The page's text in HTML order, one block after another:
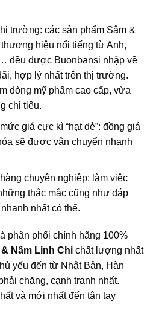
trường: các sản phẩm Sâm &
hiệu nổi tiếng từ Anh,
đều được Buonbansi nhập về
hợp lý nhất trên thị trường.
dòng mỹ phẩm cao cấp, vừa
chi tiêu.
giá cực kì “hạt dẻ”: đồng giá
sẽ được vận chuyển nhanh
chuyên nghiệp: làm việc
thắc mắc cũng như đáp
nhất có thể.
phân phối chính hãng 100%
Nấm Linh Chi chất lượng nhất
yếu đến từ Nhật Bản, Hàn
chăng, cạnh tranh nhất.
và mới nhất đến tận tay